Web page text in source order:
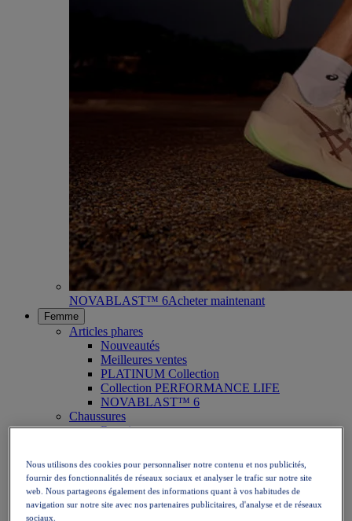
NOVABLAST™ 6Acheter maintenant
Femme
Articles phares
Nouveautés
Meilleures ventes
PLATINUM Collection
Collection PERFORMANCE LIFE
NOVABLAST™ 6
Chaussures
Running
Tennis
Volleyball
Handball
Padel
Nous utilisons des cookies pour personnaliser notre contenu et nos publicités,
fournir des fonctionnalités de réseaux sociaux et analyser le trafic sur notre site
web. Nous partageons également des informations quant à vos habitudes de
navigation sur notre site avec nos partenaires publicitaires, d'analyse et de réseaux
sociaux.